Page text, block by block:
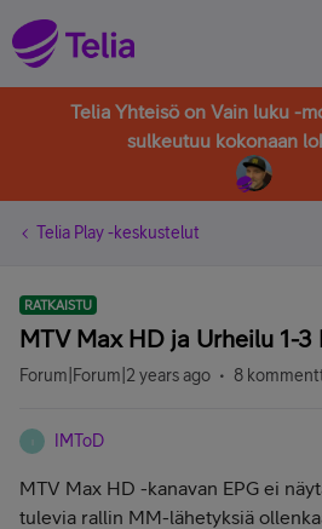
Telia Yhteisö on Vain luku -
sulkeutuu kokonaan
Telia Play -keskustelut
RATKAISTU
MTV Max HD ja Urheilu 1-3
Forum|Forum|2 years ago 8
IMToD
MTV Max HD -kanavan EPG ei
tulevia rallin MM-lähetyksiä